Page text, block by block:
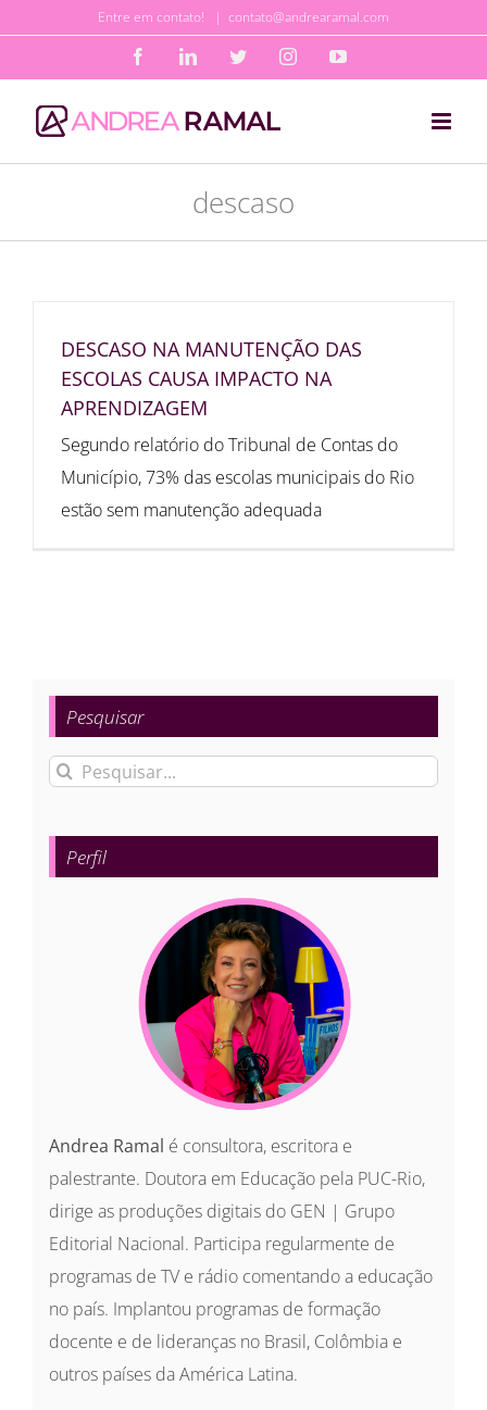
o
conteúdo
Entre em contato! | contato@andrearamal.com
FacebookLinkedInTwitterInstagramYouTube
descaso
DESCASO NA MANUTENÇÃO DAS
ESCOLAS CAUSA IMPACTO NA
APRENDIZAGEM
Segundo relatório do Tribunal de Contas do
Município, 73% das escolas municipais do Rio
estão sem manutenção adequada
Pesquisar
Buscar
para:
Perfil
Andrea Ramal é consultora, escritora e
palestrante. Doutora em Educação pela PUC-Rio,
dirige as produções digitais do GEN | Grupo
Editorial Nacional. Participa regularmente de
programas de TV e rádio comentando a educação
no país. Implantou programas de formação
docente e de lideranças no Brasil, Colômbia e
outros países da América Latina.